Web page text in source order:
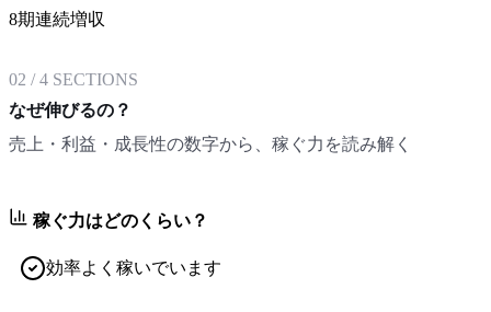
8期連続増収
02 /4 SECTIONS
なぜ伸びるの？
売上・利益・成長性の数字から、稼ぐ力を読み解く
稼ぐ力はどのくらい？
効率よく稼いでいます